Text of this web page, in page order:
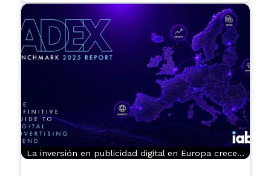
La inversión en publicidad digital en Europa crece…